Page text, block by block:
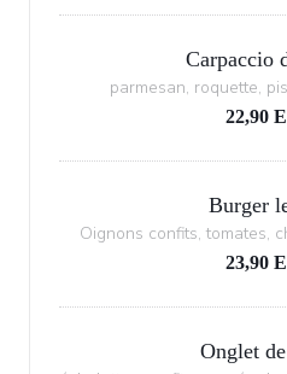
Carpaccio
parmesan, roquette,
22,90
Burger
Oignons confits, tomates,
23,90
Onglet